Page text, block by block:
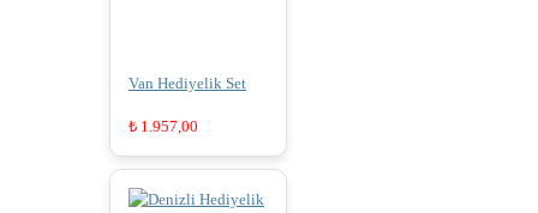
Van Hediyelik Set
₺ 1.957,00